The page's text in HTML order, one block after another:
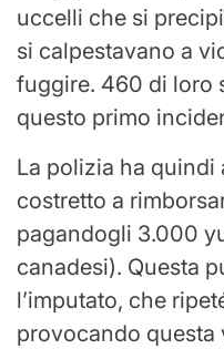
uccelli che si
si calpestavano a
fuggire. 460 di loro
questo primo
La polizia ha quindi
costretto a
pagandogli 3.000
canadesi). Questa
l’imputato, che
provocando questa